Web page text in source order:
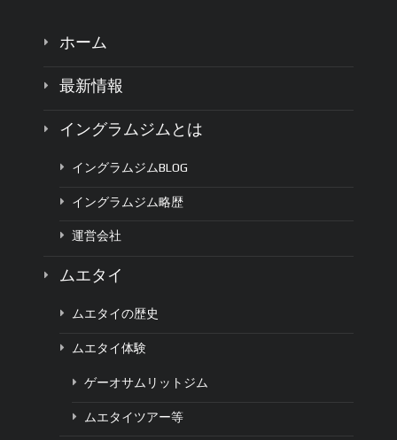
ホーム
最新情報
イングラムジムとは
イングラムジムBLOG
イングラムジム略歴
運営会社
ムエタイ
ムエタイの歴史
ムエタイ体験
ゲーオサムリットジム
ムエタイツアー等